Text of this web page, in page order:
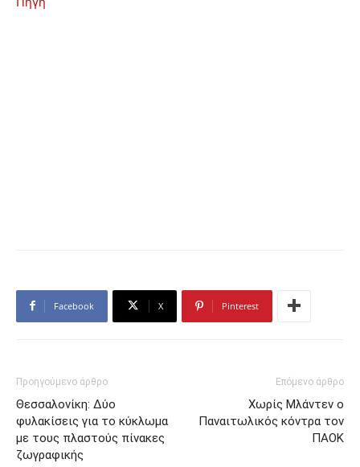
Facebook X Pinterest
Προηγούμενο άρθρο
Θεσσαλονίκη: Δύο
φυλακίσεις για το κύκλωμα
με τους πλαστούς πίνακες
ζωγραφικής
Επόμενο άρθρο
Χωρίς Μλάντεν ο
Παναιτωλικός κόντρα τον
ΠΑΟΚ